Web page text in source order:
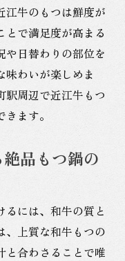
江牛のもつは鮮度が
で満足度が高まる
や日替わりの部位を
味わいが楽しめま
駅周辺で近江牛もつ
ます。
品もつ鍋の
には、和牛の質と
、上質な和牛もつの
と合わさることで唯